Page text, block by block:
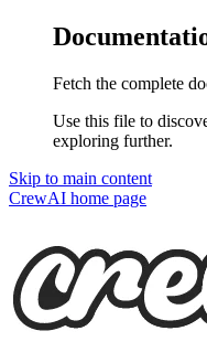
Fetch the complete
Use this file to
exploring further.
Skip to main content
CrewAI home page